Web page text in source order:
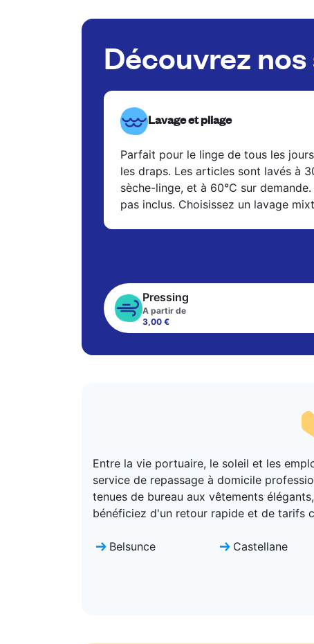
Découvrez
Lavage et pliage
Parfait pour le linge de tous les
les draps. Les articles sont lavés à
sèche-linge, et à 60°C sur
pas inclus. Choisissez un lavage
Pressing
A partir de
3,00 €
Entre la vie portuaire, le soleil et les
service de repassage à domicile
tenues de bureau aux vêtements
bénéficiez d'un retour rapide et de tarifs
Belsunce Castellane